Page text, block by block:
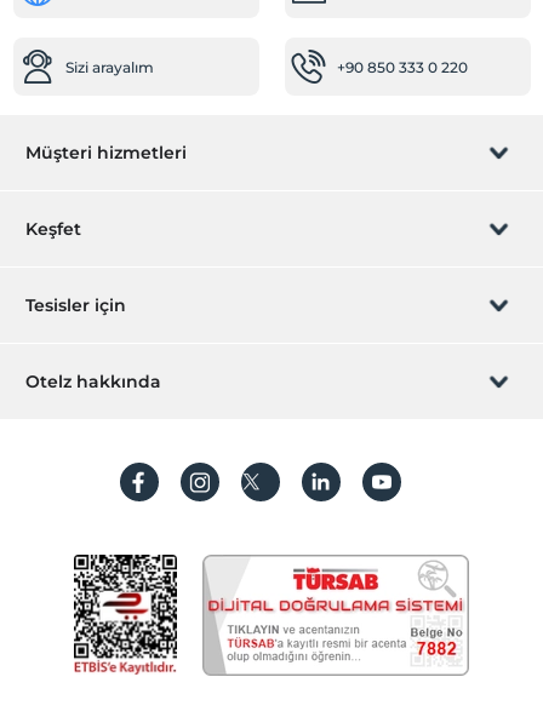
Çalışma Alanları
Transfer servisi (ücretli)
Restoranda bebek sandalyesi
Mama için su ısıtıcı
Bebek arabası
Diğer
Isıtma
Sizi arayalım +90 850 333 0 220
Müşteri hizmetleri
Rezervasyon yönet
Sıkça sorulan sorular
İşlem rehberi
Keşfet
Hediye Kart
Hesap oluştur
Tesisler için
Hemen tesisinizi ekleyin
Otelz hakkında
Koşullar ve şartlar
Aydınlatma metni